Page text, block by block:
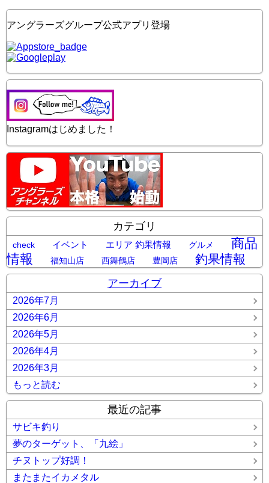
アングラーズグループ公式アプリ登場
Instagramはじめました！
カテゴリ
check イベント エリア 釣果情報 グルメ
商品
情報
福知山店 西舞鶴店 豊岡店 釣果情報
アーカイブ
2026年7月
2026年6月
2026年5月
2026年4月
2026年3月
もっと読む
最近の記事
サビキ釣り
夢のターゲット、「九絵」
チヌトップ好調！
またまたイカメタル